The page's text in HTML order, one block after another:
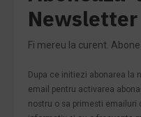
Newsletter
Fi mereu la curent.
Dupa ce initiezi abonarea la
email pentru activarea
nostru o sa primesti